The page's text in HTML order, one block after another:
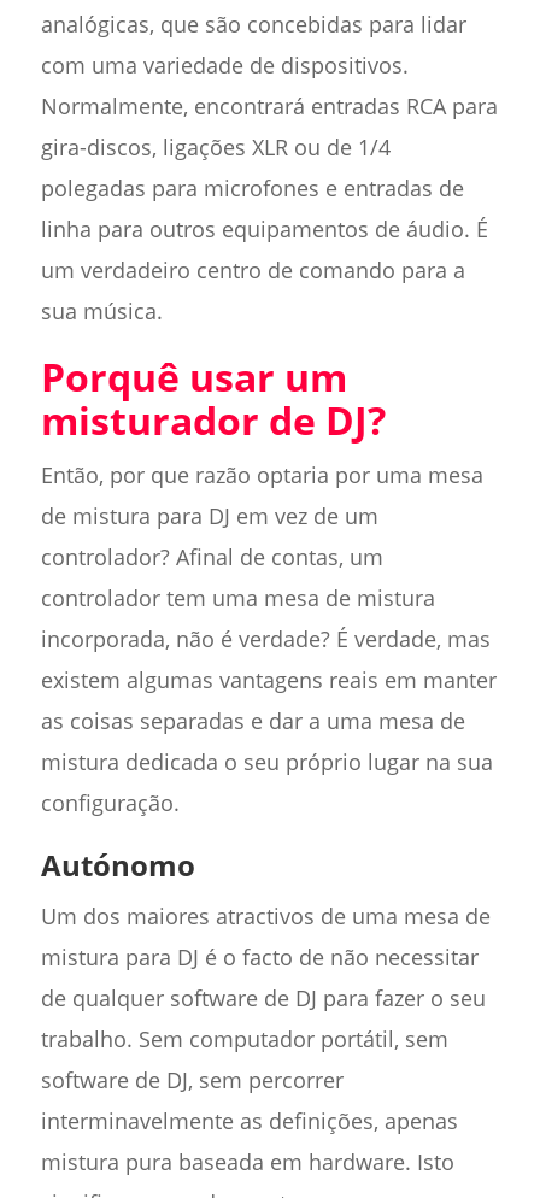
analógicas, que são concebidas para lidar
com uma variedade de dispositivos.
Normalmente, encontrará entradas RCA para
gira-discos, ligações XLR ou de 1/4
polegadas para microfones e entradas de
linha para outros equipamentos de áudio. É
um verdadeiro centro de comando para a
sua música.
Porquê usar um
misturador de DJ?
Então, por que razão optaria por uma mesa
de mistura para DJ em vez de um
controlador? Afinal de contas, um
controlador tem uma mesa de mistura
incorporada, não é verdade? É verdade, mas
existem algumas vantagens reais em manter
as coisas separadas e dar a uma mesa de
mistura dedicada o seu próprio lugar na sua
configuração.
Autónomo
Um dos maiores atractivos de uma mesa de
mistura para DJ é o facto de não necessitar
de qualquer software de DJ para fazer o seu
trabalho. Sem computador portátil, sem
software de DJ, sem percorrer
interminavelmente as definições, apenas
mistura pura baseada em hardware. Isto